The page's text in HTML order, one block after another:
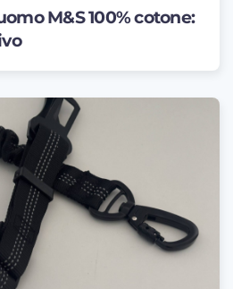
M&S 100% cotone: